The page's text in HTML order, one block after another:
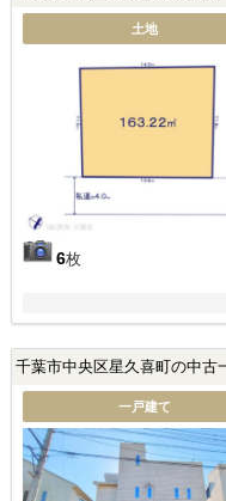
土地
6枚
千葉市中央区星久喜町の中古
一戸建て